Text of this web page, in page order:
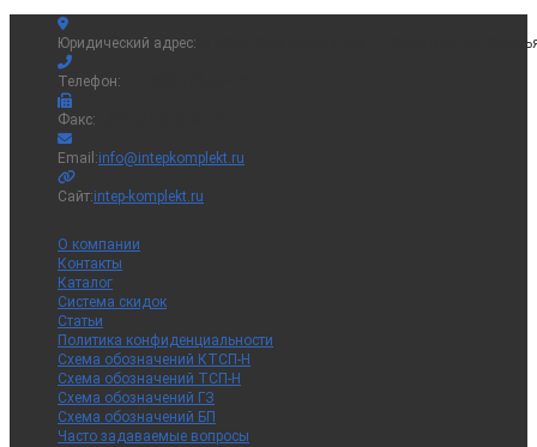
Юридический адрес: 214036, Смоленская обл., г. Смоленск, ул.
Телефон:
Факс:
Email:info@intepkomplekt.ru
Сайт:intep-komplekt.ru
О компании
Контакты
Каталог
Система скидок
Статьи
Политика конфиденциальности
Схема обозначений КТСП-Н
Схема обозначений ТСП-Н
Схема обозначений ГЗ
Схема обозначений БП
Часто задаваемые вопросы